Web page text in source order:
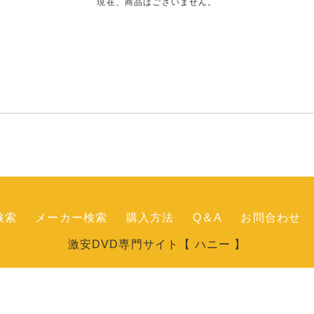
索 メーカー検索 購入方法 Q＆A お問合わせ
激安DVD専門サイト【 ハニー 】